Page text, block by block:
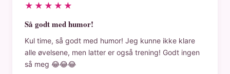
★★★★★
Så godt med humor!
Kul time, så godt med humor! Jeg kunne ikke klare
alle øvelsene, men latter er også trening! Godt ingen
så meg 😂😂😂